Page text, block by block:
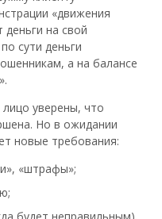
«движения
деньги на свой
сути деньги
а на балансе
уверены, что
Но в ожидании
новые требования:
«штрафы»;